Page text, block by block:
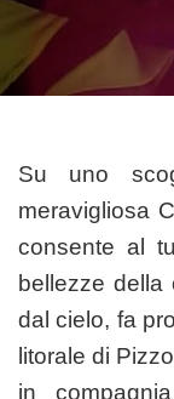
Su uno
meravigliosa
consente al
bellezze della
dal cielo, fa
litorale di
in